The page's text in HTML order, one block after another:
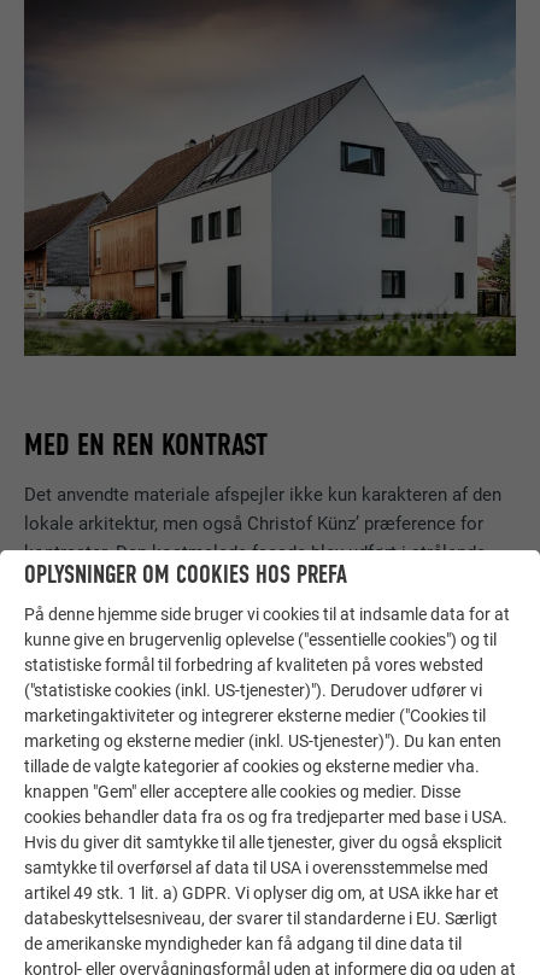
MED EN REN KONTRAST
Det anvendte materiale afspejler ikke kun karakteren af den
lokale arkitektur, men også Christof Künz’ præference for
kontraster. Den kostmalede facade blev udført i strålende
hvid, mens altaner, vinduer, døre, tage og
regnvandsnedløbsrør blev udført isort PREFA-aluminium- en
ren kontrast, der kun kunne virkeliggøres gennem ekstrem
præcision i planlægnings- og designfasen. Til detstejle tag
fandt Künz med den finetagspån DS.19det rette middel til at
fremhæve dets overflade og samtidig skabe et udseende,
som lignede tagene i området. Mathias Küng, chef for Küng
tag- og blikkenslagerfirma, husker de krævende detaljer i
tagarbejdet: For eksempel monterede hans team tagvinduer,
der var sat dybere ned i tagbeklædningen end normalt og
derfor ikke forstyrrede den homogene tagflade, og arbejdede
sammen med arkitekten om at udvikle et skjult udløb i
facaden til denintegrerede tagrende, hvilket eliminerede
behovet for et indvendigt regnvandsnedløb.
OPLYSNINGER OM COOKIES HOS PREFA
På denne hjemme side bruger vi cookies til at indsamle data for at
kunne give en brugervenlig oplevelse ("essentielle cookies") og til
statistiske formål til forbedring af kvaliteten på vores websted
("statistiske cookies (inkl. US-tjenester)"). Derudover udfører vi
marketingaktiviteter og integrerer eksterne medier ("Cookies til
marketing og eksterne medier (inkl. US-tjenester)"). Du kan enten
tillade de valgte kategorier af cookies og eksterne medier vha.
knappen "Gem" eller acceptere alle cookies og medier. Disse
cookies behandler data fra os og fra tredjeparter med base i USA.
Hvis du giver dit samtykke til alle tjenester, giver du også eksplicit
samtykke til overførsel af data til USA i overensstemmelse med
artikel 49 stk. 1 lit. a) GDPR. Vi oplyser dig om, at USA ikke har et
databeskyttelsesniveau, der svarer til standarderne i EU. Særligt
de amerikanske myndigheder kan få adgang til dine data til
kontrol- eller overvågningsformål uden at informere dig og uden at